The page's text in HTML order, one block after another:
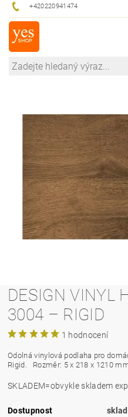
+420220941474
DESIGN VINYL
3004 – RIGID
1 hodnocení
Odolná vinylová podlaha pro
Rigid.
Rozměr: 5 x 218 x 1210
SKLADEM=obvykle skladem
Dostupnost